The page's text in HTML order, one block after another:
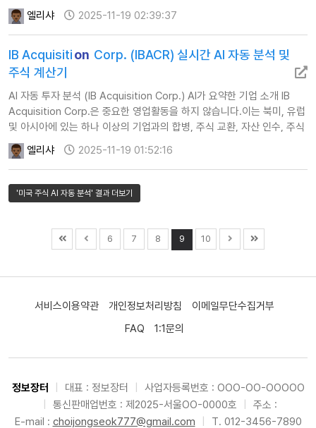
식별하고 합병하는 데 전념하고 있습니다.역동…
엘리샤 2025-11-19 02:39:37
IB Acquisition Corp. (IBACR) 실시간 AI 자동 분석 및
주식 계산기
AI 자동 투자 분석 (IB Acquisition Corp.) AI가 요약한 기업 소개 IB
Acquisition Corp.은 중요한 영업활동을 하지 않습니다.이는 북미, 유럽
및 아시아에 있는 하나 이상의 기업과의 합병, 주식 교환, 자산 인수, 주식
구매, 재편성 또는 유사한 사업 결합을 수행하는 데 중점을…
엘리샤 2025-11-19 01:52:16
'미국 주식 AI 자동 분석' 결과 더보기
6 7 8 9 10
서비스이용약관 개인정보처리방침
이메일무단수집거부
FAQ
1:1문의
정보장터 대표 : 정보장터
사업자등록번호 : OOO-OO-OOOOO
통신판매업번호 : 제2025-서울OO-0000호
주소 :
E-mail : choijongseok777@gmail.com T. 012-3456-7890